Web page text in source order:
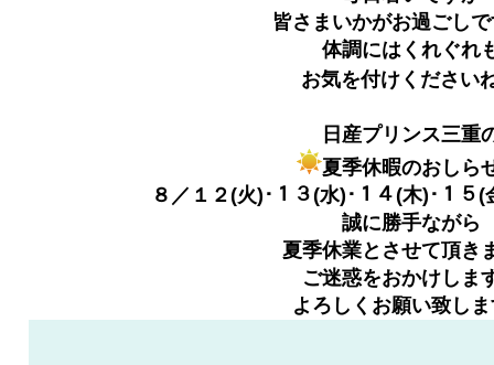
皆さまいかがお過ごし
体調にはくれぐれ
お気を付けください
日産プリンス三重
夏季休暇のおしら
８／１２(火)･１３(水)･１４(木)･１５
誠に勝手ながら
夏季休業とさせて頂き
ご迷惑をおかけしま
よろしくお願い致し